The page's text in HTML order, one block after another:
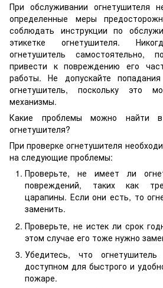
При обслуживании огнетушителя
определенные меры
соблюдать инструкции по
этикетке огнетушителя.
огнетушитель самостоятельно,
привести к повреждению его
работы. Не допускайте
огнетушитель, поскольку это
механизмы.
Какие проблемы можно найти в
огнетушителя?
При проверке огнетушителя
на следующие проблемы:
Проверьте, не имеет ли
повреждений, таких как
царапины. Если они есть, то
заменить.
Проверьте, не истек ли срок
этом случае его тоже нужно
Убедитесь, что
доступном для быстрого и
пожаре.